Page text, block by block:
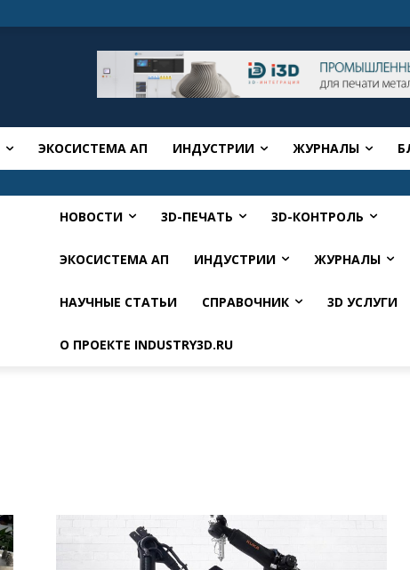
ЭКОСИСТЕМА АП ИНДУСТРИИ ЖУРНАЛЫ
НОВОСТИ 3D-ПЕЧАТЬ 3D-КОНТРОЛЬ
ЭКОСИСТЕМА АП ИНДУСТРИИ ЖУРНАЛЫ
НАУЧНЫЕ СТАТЬИ СПРАВОЧНИК 3D УСЛУГИ
О ПРОЕКТЕ INDUSTRY3D.RU